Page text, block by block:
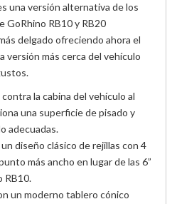
una versión alternativa de los
GoRhino RB10 y RB20
delgado ofreciendo ahora el
versión más cerca del vehículo
la cabina del vehículo al
una superficie de pisado y
adecuadas.
diseño clásico de rejillas con 4
más ancho en lugar de las 6”
RB10.
un moderno tablero cónico